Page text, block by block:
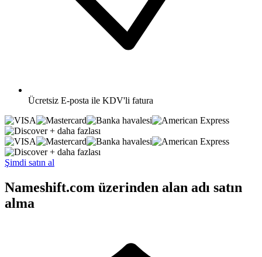
Ücretsiz E-posta ile KDV'li fatura
+ daha fazlası
+ daha fazlası
Şimdi satın al
Nameshift.com üzerinden alan adı satın
alma